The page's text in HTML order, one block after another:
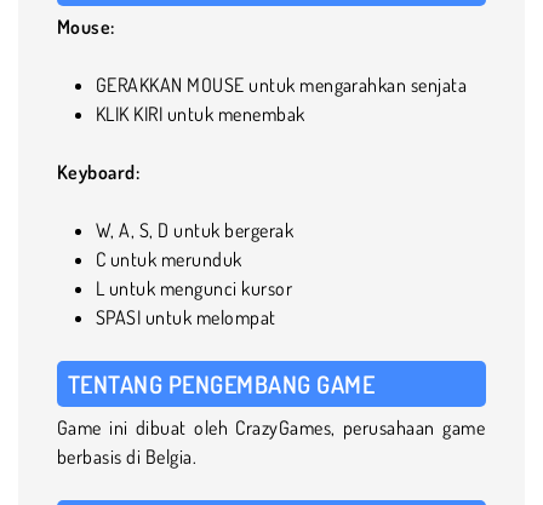
Mouse:
GERAKKAN MOUSE untuk mengarahkan senjata
KLIK KIRI untuk menembak
Keyboard:
W, A, S, D untuk bergerak
C untuk merunduk
L untuk mengunci kursor
SPASI untuk melompat
TENTANG PENGEMBANG GAME
Game ini dibuat oleh CrazyGames, perusahaan game
berbasis di Belgia.